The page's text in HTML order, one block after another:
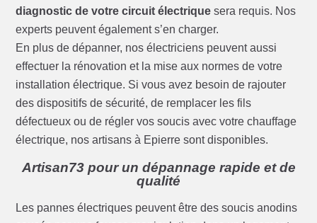
diagnostic de votre circuit électrique sera requis. Nos
experts peuvent également s’en charger.
En plus de dépanner, nos électriciens peuvent aussi
effectuer la rénovation et la mise aux normes de votre
installation électrique. Si vous avez besoin de rajouter
des dispositifs de sécurité, de remplacer les fils
défectueux ou de régler vos soucis avec votre chauffage
électrique, nos artisans à Epierre sont disponibles.
Artisan73 pour un dépannage rapide et de
qualité
Les pannes électriques peuvent être des soucis anodins